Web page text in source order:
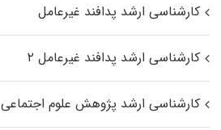
کارشناسی ارشد پدافند غیرعامل
کارشناسی ارشد پدافند غیرعامل ۲
کارشناسی ارشد پژوهش علوم اجتماعی